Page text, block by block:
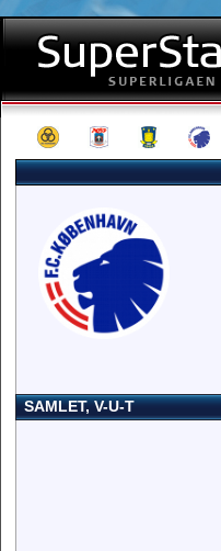
SAMLET, V-U-T